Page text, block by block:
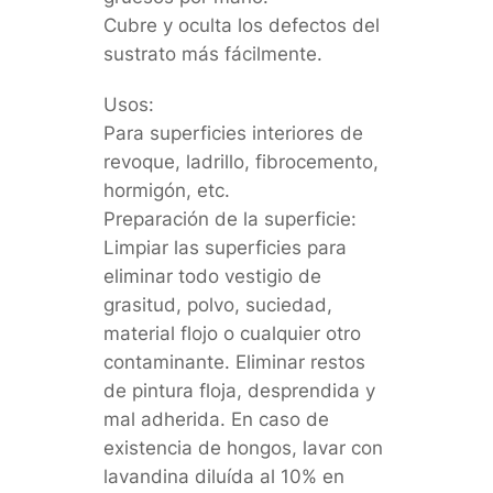
Cubre y oculta los defectos del
sustrato más fácilmente.
Usos:
Para superficies interiores de
revoque, ladrillo, fibrocemento,
hormigón, etc.
Preparación de la superficie:
Limpiar las superficies para
eliminar todo vestigio de
grasitud, polvo, suciedad,
material flojo o cualquier otro
contaminante. Eliminar restos
de pintura floja, desprendida y
mal adherida. En caso de
existencia de hongos, lavar con
lavandina diluída al 10% en